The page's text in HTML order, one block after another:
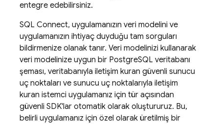
entegre edebilirsiniz.
SQL Connect, uygulamanızın veri modelini ve
uygulamanızın ihtiyaç duyduğu tam sorguları
bildirmenize olanak tanır. Veri modelinizi kullanarak
veri modelinize uygun bir PostgreSQL veritabanı
şeması, veritabanıyla iletişim kuran güvenli sunucu
uç noktaları ve sunucu uç noktalarıyla iletişim
kuran istemci uygulamanız için tür açısından
güvenli SDK'lar otomatik olarak oluştururuz. Bu,
belirli uygulamanız için özel olarak üretilmiş bir